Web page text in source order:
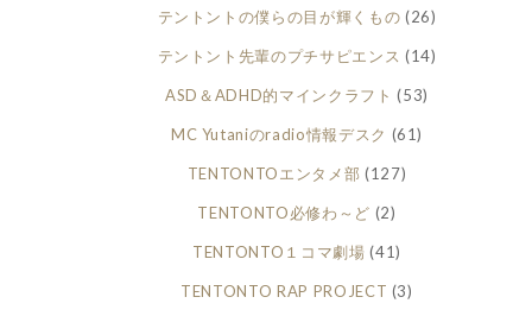
テントントの僕らの目が輝くもの (26)
テントント先輩のプチサピエンス (14)
ASD＆ADHD的マインクラフト (53)
MC Yutaniのradio情報デスク (61)
TENTONTOエンタメ部 (127)
TENTONTO必修わ～ど (2)
TENTONTO１コマ劇場 (41)
TENTONTO RAP PROJECT (3)